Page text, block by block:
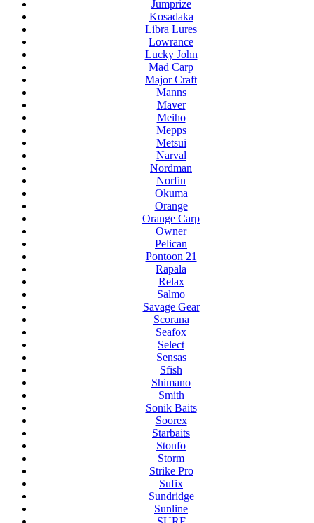
Jumprize
Kosadaka
Libra Lures
Lowrance
Lucky John
Mad Carp
Major Craft
Manns
Maver
Meiho
Mepps
Metsui
Narval
Nordman
Norfin
Okuma
Orange
Orange Carp
Owner
Pelican
Pontoon 21
Rapala
Relax
Salmo
Savage Gear
Scorana
Seafox
Select
Sensas
Sfish
Shimano
Smith
Sonik Baits
Soorex
Starbaits
Stonfo
Storm
Strike Pro
Sufix
Sundridge
Sunline